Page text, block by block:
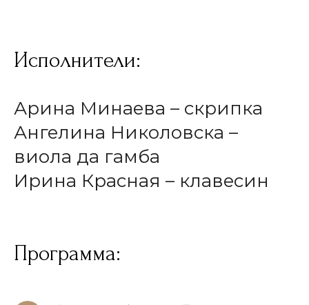
Исполнители:
Арина Минаева – скрипка
Ангелина Николовска –
виола да гамба
Ирина Красная – клавесин
Программа: